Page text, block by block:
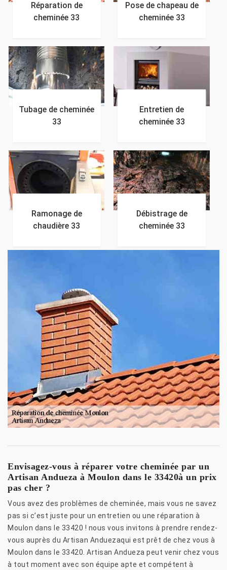
Réparation de
cheminée 33
Pose de chapeau de
cheminée 33
Tubage de cheminée
33
Entretien de
cheminée 33
Ramonage de
chaudière 33
Débistrage de
cheminée 33
Envisagez-vous à réparer votre cheminée par un
Artisan Andueza à Moulon dans le 33420à un prix
pas cher ?
Vous avez des problèmes de cheminée, mais vous ne savez
pas si c’est juste pour un entretien ou une réparation à
Moulon dans le 33420 ! nous vous invitons à prendre rendez-
vous auprès du Artisan Anduezaqui est prêt de chez vous à
Moulon dans le 33420. Artisan Andueza peut venir chez vous
à tout moment avec son équipe apte et compétent à